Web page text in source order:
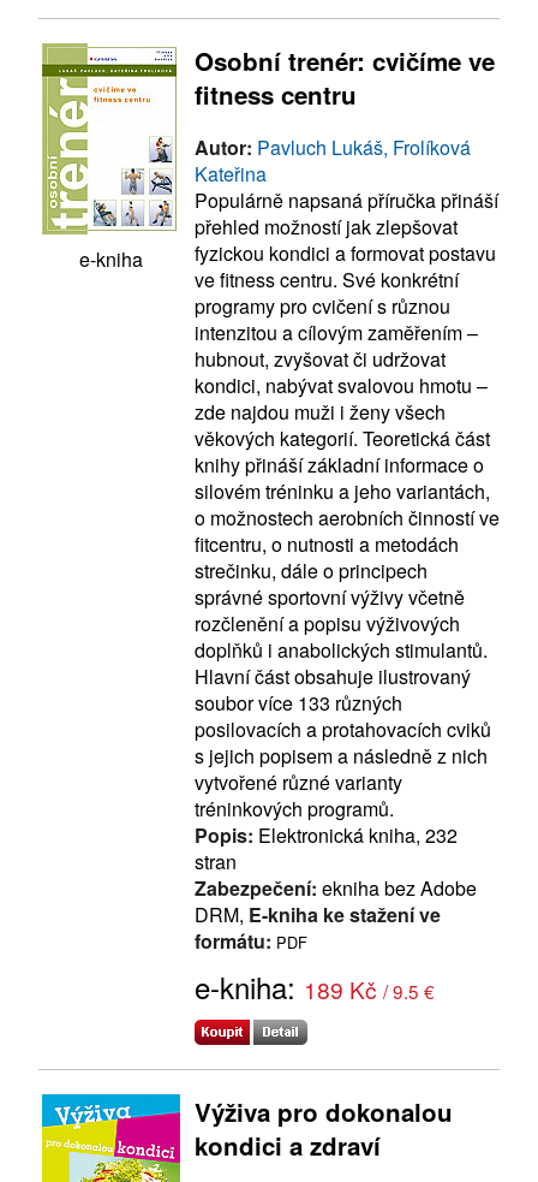
e-kniha
Osobní trenér: cvičíme ve
fitness centru
Autor: Pavluch Lukáš, Frolíková
Kateřina
Populárně napsaná příručka přináší
přehled možností jak zlepšovat
fyzickou kondici a formovat postavu
ve fitness centru. Své konkrétní
programy pro cvičení s různou
intenzitou a cílovým zaměřením –
hubnout, zvyšovat či udržovat
kondici, nabývat svalovou hmotu –
zde najdou muži i ženy všech
věkových kategorií. Teoretická část
knihy přináší základní informace o
silovém tréninku a jeho variantách,
o možnostech aerobních činností ve
fitcentru, o nutnosti a metodách
strečinku, dále o principech
správné sportovní výživy včetně
rozčlenění a popisu výživových
doplňků i anabolických stimulantů.
Hlavní část obsahuje ilustrovaný
soubor více 133 různých
posilovacích a protahovacích cviků
s jejich popisem a následně z nich
vytvořené různé varianty
tréninkových programů.
Popis: Elektronická kniha, 232
stran
Zabezpečení: ekniha bez Adobe
DRM, E-kniha ke stažení ve
formátu: PDF
e-kniha: 189 Kč / 9.5 €
Výživa pro dokonalou
kondici a zdraví